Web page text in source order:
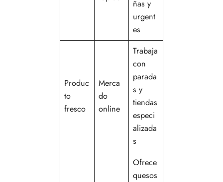
ñas y
urgent
es
Produc
to
fresco
Merca
do
online
Trabaja
con
parada
s y
tiendas
especi
alizada
s
Ofrece
quesos